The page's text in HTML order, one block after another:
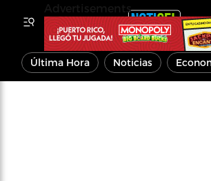
Última Hora Noticias
Advertisements